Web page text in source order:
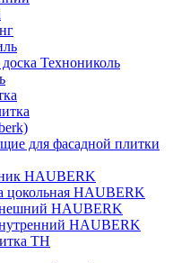
Технониколь
для фасадной плитки
HAUBERK
цокольная HAUBERK
HAUBERK
HAUBERK
ТН